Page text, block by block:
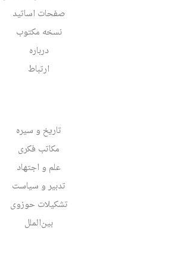
صفحات اساتید
نسخه مکتوب
درباره
ارتباط
تاریخ و سیره
مکاتب فکری
علم و اجتهاد
تدبیر و سیاست
تشکیلات حوزوی
بین‌الملل